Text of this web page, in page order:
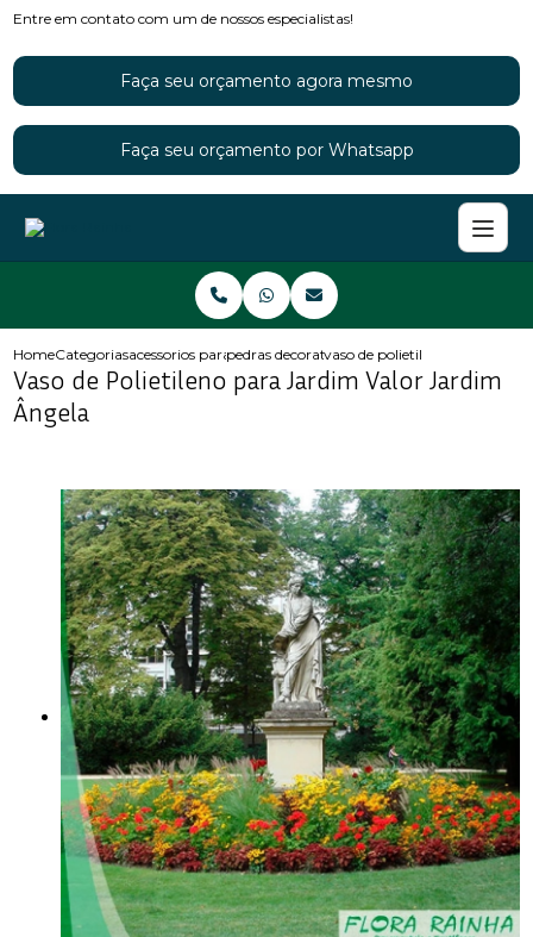
Entre em contato com um de nossos especialistas!
Faça seu orçamento agora mesmo
Faça seu orçamento por Whatsapp
HomeCategoriasacessorios para jardinspedras decorativas para jardim
vaso de polietileno para
Vaso de Polietileno para Jardim Valor Jardim
Ângela